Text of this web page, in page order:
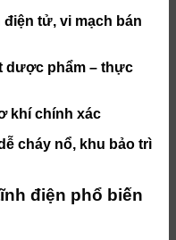
điện tử, vi mạch bán
dược phẩm – thực
khí chính xác
cháy nổ, khu bảo trì
điện phổ biến